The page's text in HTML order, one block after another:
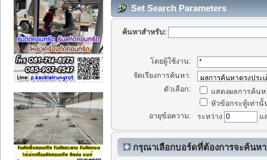
Set Search Parameters
ค้นหาสำหรับ:
โดยผู้ใช้งาน:
จัดเรียงการค้นหา:
ตัวเลือก:
แสดงผลการค้น
หัวข้อกระทู้เท่านั้
อายุข้อความ:
ระหว่าง แ
กรุณาเลือกบอร์ดที่ต้องการจะค้นห